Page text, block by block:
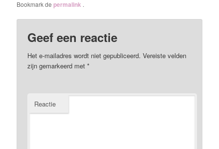
Bookmark depermalink .
Geef een reactie
Het e-mailadres wordt niet gepubliceerd. Vereiste velden
zijn gemarkeerd met*
Reactie